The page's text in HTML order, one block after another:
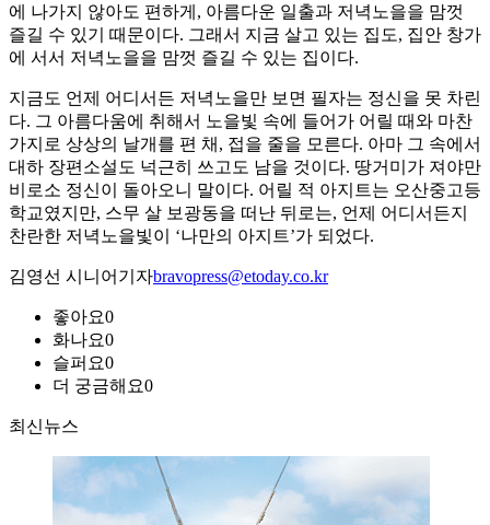
에 나가지 않아도 편하게, 아름다운 일출과 저녁노을을 맘껏
즐길 수 있기 때문이다. 그래서 지금 살고 있는 집도, 집안 창가
에 서서 저녁노을을 맘껏 즐길 수 있는 집이다.
지금도 언제 어디서든 저녁노을만 보면 필자는 정신을 못 차린
다. 그 아름다움에 취해서 노을빛 속에 들어가 어릴 때와 마찬
가지로 상상의 날개를 편 채, 접을 줄을 모른다. 아마 그 속에서
대하 장편소설도 넉근히 쓰고도 남을 것이다. 땅거미가 져야만
비로소 정신이 돌아오니 말이다. 어릴 적 아지트는 오산중고등
학교였지만, 스무 살 보광동을 떠난 뒤로는, 언제 어디서든지
찬란한 저녁노을빛이 ‘나만의 아지트’가 되었다.
김영선 시니어기자bravopress@etoday.co.kr
좋아요0
화나요0
슬퍼요0
더 궁금해요0
최신뉴스